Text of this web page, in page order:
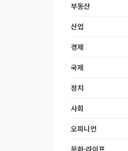
부동산
산업
경제
국제
정치
사회
오피니언
문화·라이프